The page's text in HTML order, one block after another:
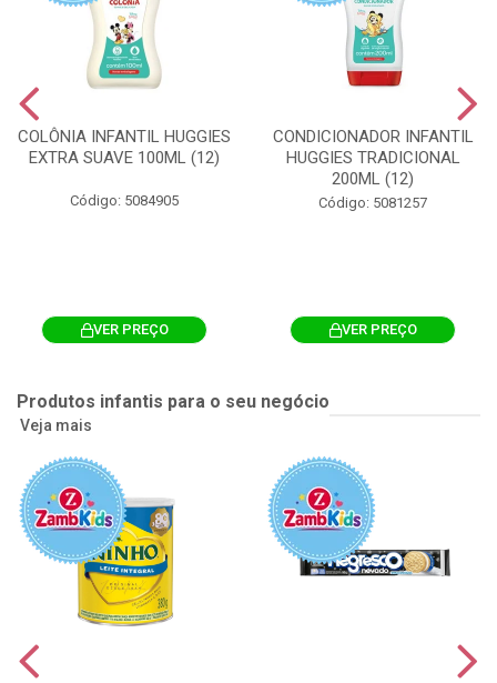
COLÔNIA INFANTIL HUGGIES
EXTRA SUAVE 100ML (12)
Código: 5084905
VER PREÇO
CONDICIONADOR INFANTIL
HUGGIES TRADICIONAL
200ML (12)
Código: 5081257
VER PREÇO
Produtos infantis para o seu negócio
Veja mais